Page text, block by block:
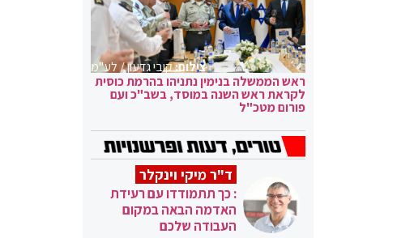
צילום:קובי גדעון / לע"מ
ראש הממשלה בנימין נתניהו בהרמת כוסית
לקראת ראש השנה במוסד, בשב"כ ועם
פורום מטכ"ל
ד"ר מיקי וינקלר
: כך תתמודדו עם רעידת
האדמה הבאה במקום
העבודה שלכם